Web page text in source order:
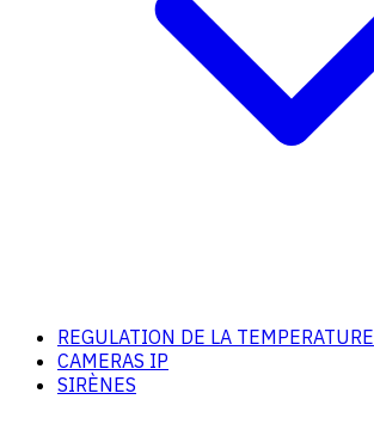
REGULATION DE LA TEMPERATURE
CAMERAS IP
SIRÈNES